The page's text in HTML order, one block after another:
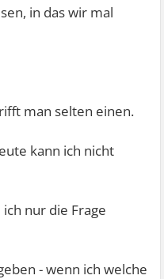
in das wir mal
man selten einen.
kann ich nicht
nur die Frage
- wenn ich welche